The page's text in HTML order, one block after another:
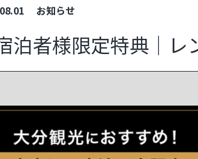
お知らせ
泊者様限定特典｜レ